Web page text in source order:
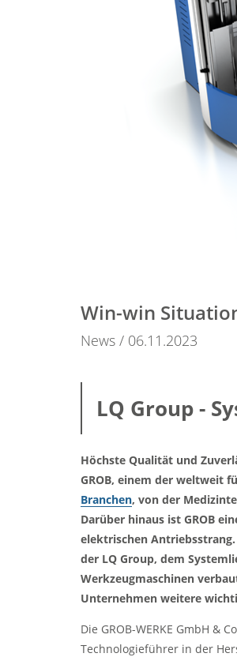
Win-win
News 06.11.2023
LQ Group -
Höchste Qualität und
GROB, einem der weltweit
Branchen, von der
Darüber hinaus ist GROB
elektrischen
der LQ Group, dem
Werkzeugmaschinen
Unternehmen weitere
Die GROB-WERKE GmbH &
Technologieführer in der